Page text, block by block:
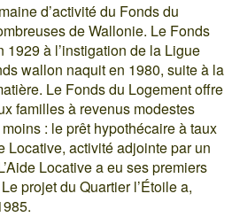
d’activité du Fonds du
de Wallonie. Le Fonds
à l’instigation de la Ligue
wallon naquit en 1980, suite à la
Le Fonds du Logement offre
familles à revenus modestes
: le prêt hypothécaire à taux
Locative, activité adjointe par un
Locative a eu ses premiers
projet du Quartier l’Étoile a,